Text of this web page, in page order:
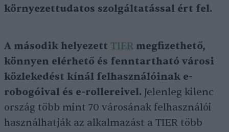
környezettudatos szolgáltatással ért fel.
A második helyezett TIER megfizethető,
könnyen elérhető és fenntartható városi
közlekedést kínál felhasználóinak e-
robogóival és e-rollereivel. Jelenleg kilenc
ország több mint 70 városának felhasználói
használhatják az alkalmazást a TIER több